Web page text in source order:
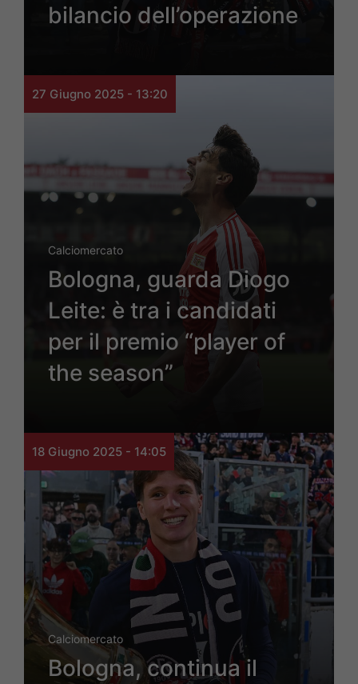
bilancio dell’operazione
27 Giugno 2025 - 13:20
Calciomercato
Bologna, guarda Diogo
Leite: è tra i candidati
per il premio “player of
the season”
18 Giugno 2025 - 14:05
Calciomercato
Bologna, continua il